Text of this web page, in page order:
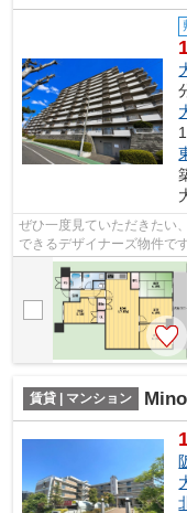
ぜひ一度見ていただきたい
できるデザイナーズ物件で
件。駅から徒歩8分の位置に
賃貸 | マンション